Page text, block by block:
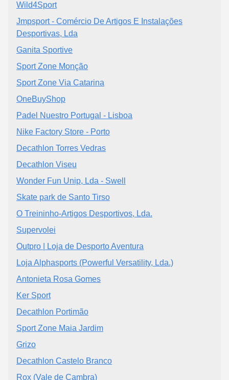
Wild4Sport
Jmpsport - Comércio De Artigos E Instalações
Desportivas, Lda
Ganita Sportive
Sport Zone Monção
Sport Zone Via Catarina
OneBuyShop
Padel Nuestro Portugal - Lisboa
Nike Factory Store - Porto
Decathlon Torres Vedras
Decathlon Viseu
Wonder Fun Unip, Lda - Swell
Skate park de Santo Tirso
O Treininho-Artigos Desportivos, Lda.
Supervolei
Outpro | Loja de Desporto Aventura
Loja Alphasports (Powerful Versatility, Lda.)
Antonieta Rosa Gomes
Ker Sport
Decathlon Portimão
Sport Zone Maia Jardim
Grizo
Decathlon Castelo Branco
Rox (Vale de Cambra)